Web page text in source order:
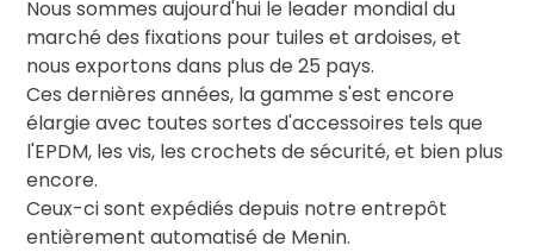
Nous sommes aujourd'hui le leader mondial du
marché des fixations pour tuiles et ardoises, et
nous exportons dans plus de 25 pays.
Ces dernières années, la gamme s'est encore
élargie avec toutes sortes d'accessoires tels que
l'EPDM, les vis, les crochets de sécurité, et bien plus
encore.
Ceux-ci sont expédiés depuis notre entrepôt
entièrement automatisé de Menin.